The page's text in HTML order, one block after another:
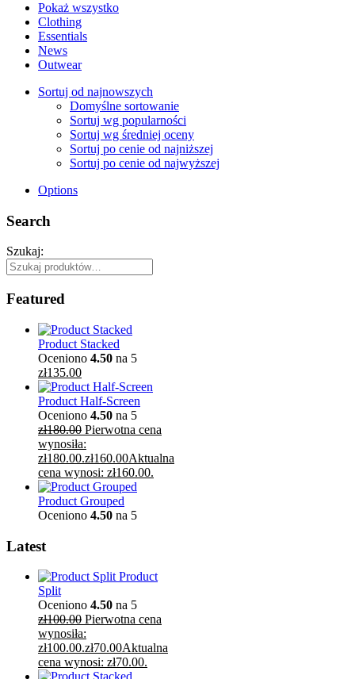
Pokaż wszystko
Clothing
Essentials
News
Outwear
Sortuj od najnowszych
Domyślne sortowanie
Sortuj wg popularności
Sortuj wg średniej oceny
Sortuj po cenie od najniższej
Sortuj po cenie od najwyższej
Options
Search
Szukaj:
Featured
Product Stacked
Oceniono 4.50 na 5
zł135.00
Product Half-Screen
Oceniono 4.50 na 5
zł180.00 Pierwotna cena
wynosiła:
zł180.00.zł160.00Aktualna
cena wynosi: zł160.00.
Product Grouped
Oceniono 4.50 na 5
Latest
Product
Split
Oceniono 4.50 na 5
zł100.00 Pierwotna cena
wynosiła:
zł100.00.zł70.00Aktualna
cena wynosi: zł70.00.